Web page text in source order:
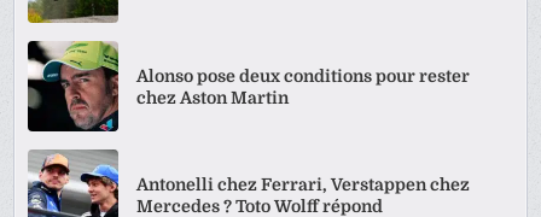
Alonso pose deux conditions pour rester
chez Aston Martin
Antonelli chez Ferrari, Verstappen chez
Mercedes ? Toto Wolff répond